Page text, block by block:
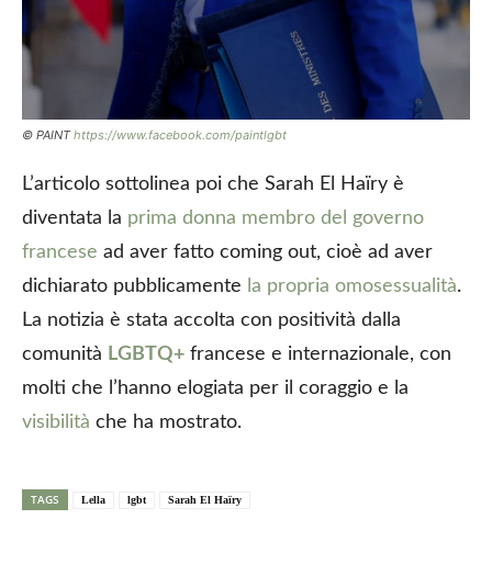
© PAINThttps://www.facebook.com/paintlgbt
L’articolo sottolinea poi che Sarah El Haïry è
diventata la prima donna membro del governo
francese ad aver fatto coming out, cioè ad aver
dichiarato pubblicamente la propria omosessualità.
La notizia è stata accolta con positività dalla
comunità LGBTQ+ francese e internazionale, con
molti che l’hanno elogiata per il coraggio e la
visibilità che ha mostrato.
TAGS Lella lgbt Sarah El Haïry